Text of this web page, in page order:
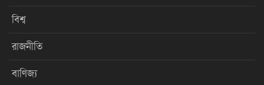
বিশ্ব
রাজনীতি
বাণিজ্য